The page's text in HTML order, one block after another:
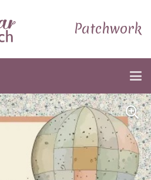
Patchwork